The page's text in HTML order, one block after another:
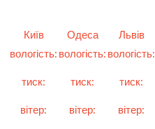
Київ
Одеса Львів
вологість:
тиск:
вітер:
вологість:
тиск:
вітер:
вологість:
тиск:
вітер: